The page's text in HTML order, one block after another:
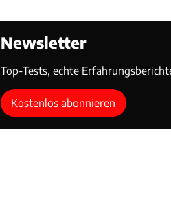
Newsletter
Top-Tests, echte
Kostenlos abonnieren